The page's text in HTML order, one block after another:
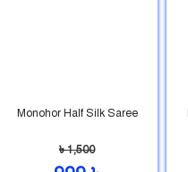
Monohor Half Silk Saree
৳ 1,500